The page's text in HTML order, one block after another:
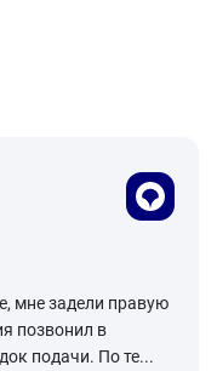
мне задели правую
позвонил в
подачи. По те...